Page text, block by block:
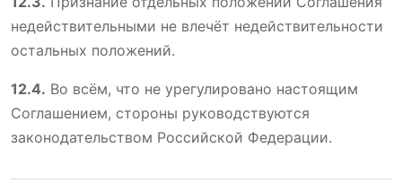
недействительными не влечёт недействительности
остальных положений.
12.4. Во всём, что не урегулировано настоящим
Соглашением, стороны руководствуются
законодательством Российской Федерации.